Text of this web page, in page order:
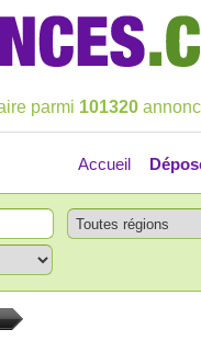
parmi 101320
Accueil